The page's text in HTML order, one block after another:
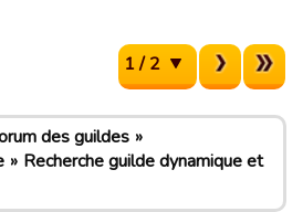
1 / 2
des guildes
Recherche guilde dynamique et